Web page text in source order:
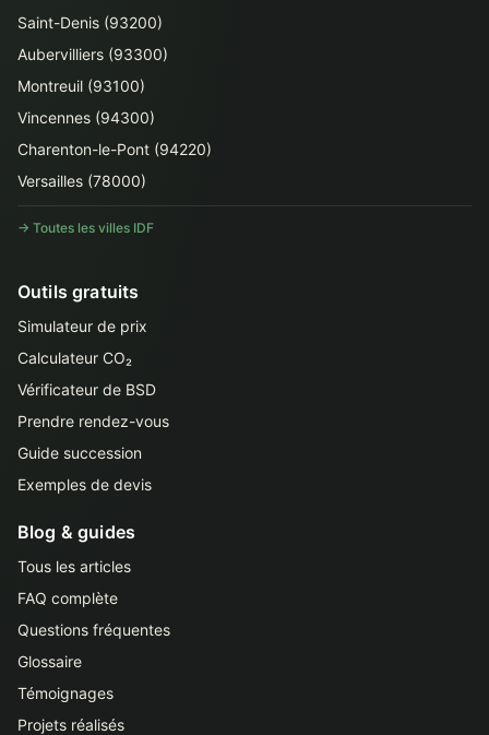
Saint-Denis (93200)
Aubervilliers (93300)
Montreuil (93100)
Vincennes (94300)
Charenton-le-Pont (94220)
Versailles (78000)
→ Toutes les villes IDF
Outils gratuits
Simulateur de prix
Calculateur CO₂
Vérificateur de BSD
Prendre rendez-vous
Guide succession
Exemples de devis
Blog & guides
Tous les articles
FAQ complète
Questions fréquentes
Glossaire
Témoignages
Projets réalisés